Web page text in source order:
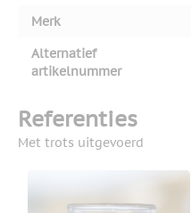
Merk
Alternatief
artikelnummer
Referenties
Met trots uitgevoerd